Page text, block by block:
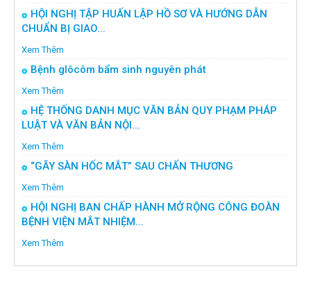
HỘI NGHỊ TẬP HUẤN LẬP HỒ SƠ VÀ HƯỚNG DẪN
CHUẨN BỊ GIAO...
Xem Thêm
Bệnh glôcôm bẩm sinh nguyên phát
Xem Thêm
HỆ THỐNG DANH MỤC VĂN BẢN QUY PHẠM PHÁP
LUẬT VÀ VĂN BẢN NỘI...
Xem Thêm
“GÃY SÀN HỐC MẮT” SAU CHẤN THƯƠNG
Xem Thêm
HỘI NGHỊ BAN CHẤP HÀNH MỞ RỘNG CÔNG ĐOÀN
BỆNH VIỆN MẮT NHIỆM...
Xem Thêm